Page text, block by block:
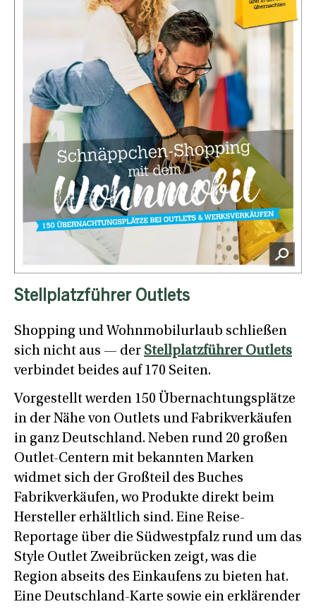
Stellplatzführer Outlets
Shopping und Wohnmobilurlaub schließen
sich nicht aus — der Stellplatzführer Outlets
verbindet beides auf 170 Seiten.
Vorgestellt werden 150 Übernachtungsplätze
in der Nähe von Outlets und Fabrikverkäufen
in ganz Deutschland. Neben rund 20 großen
Outlet-Centern mit bekannten Marken
widmet sich der Großteil des Buches
Fabrikverkäufen, wo Produkte direkt beim
Hersteller erhältlich sind. Eine Reise-
Reportage über die Südwestpfalz rund um das
Style Outlet Zweibrücken zeigt, was die
Region abseits des Einkaufens zu bieten hat.
Eine Deutschland-Karte sowie ein erklärender